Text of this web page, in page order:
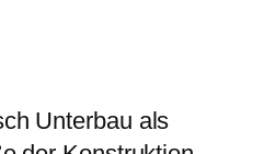
Unterbau als